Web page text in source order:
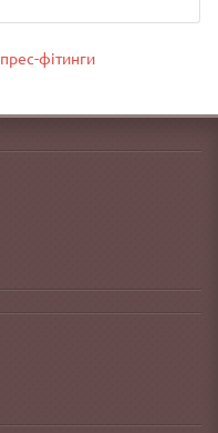
прес-фітинги